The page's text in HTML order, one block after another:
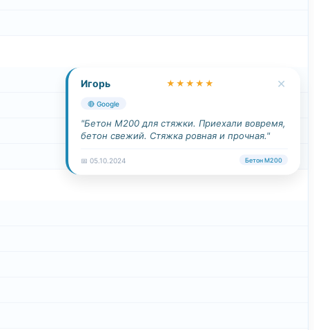
Игорь ★★★★★ ✕
🔴 Google
"Бетон М200 для стяжки. Приехали вовремя,
бетон свежий. Стяжка ровная и прочная."
📅 05.10.2024 Бетон М200